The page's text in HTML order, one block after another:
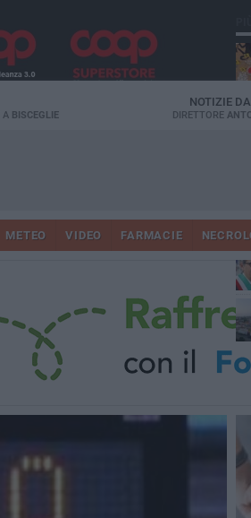
A BISCEGLIE
NOTIZIE
DIRETTORE
METEO VIDEO FARMACIE